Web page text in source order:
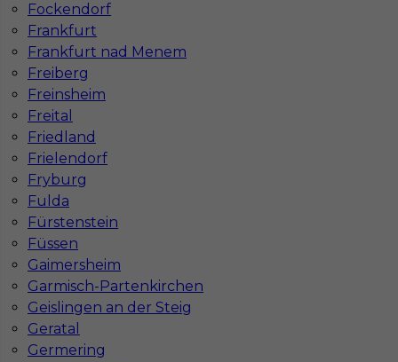
Fockendorf
Frankfurt
Frankfurt nad Menem
Freiberg
Freinsheim
Freital
Friedland
Frielendorf
Fryburg
Fulda
Fürstenstein
Füssen
Gaimersheim
Garmisch-Partenkirchen
Geislingen an der Steig
Geratal
Germering
Najpopularniejsze miejscowości w Niemczech
Praca Augsburg
Praca Hamburg
Praca Berlin
Praca Hannover
Praca Dortmund
Praca Magdeburg